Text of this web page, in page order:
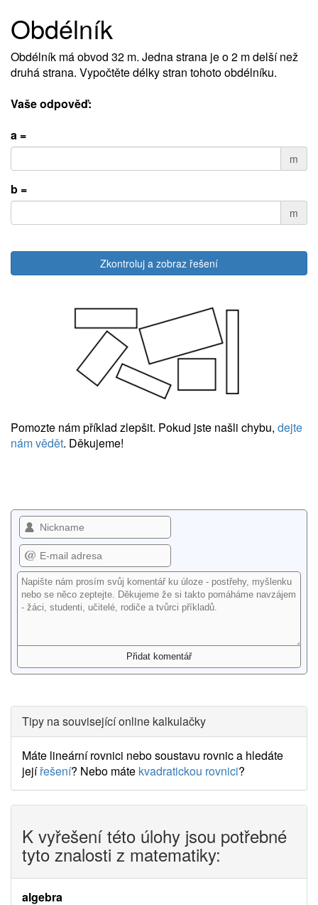
Obdélník
Obdélník má obvod 32 m. Jedna strana je o 2 m delší než
druhá strana. Vypočtěte délky stran tohoto obdélníku.
Vaše odpověď:
a =
m
b =
m
Zkontroluj a zobraz řešení
Pomozte nám příklad zlepšit. Pokud jste našli chybu, dejte
nám vědět. Děkujeme!
Tipy na související online kalkulačky
Máte lineární rovnici nebo soustavu rovnic a hledáte
jejířešení? Nebo máte kvadratickou rovnici?
K vyřešení této úlohy jsou potřebné
tyto znalosti z matematiky:
algebra